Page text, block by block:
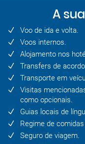
A
Voo de ida e volta.
Voos internos.
Alojamento nos
Transfers de
Transporte em
Visitas
como opcionais.
Guias locais de
Regime de
Seguro de viagem.